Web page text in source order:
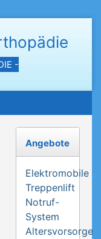
-
Angebote
Elektromobile
Treppenlift
Notruf-
System
Altersvorsorge